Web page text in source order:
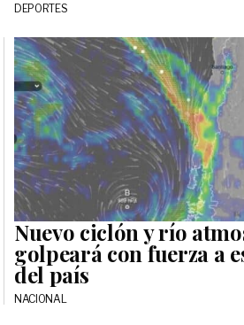
DEPORTES
Nuevo ciclón y río
golpeará con fuerza a
del país
NACIONAL